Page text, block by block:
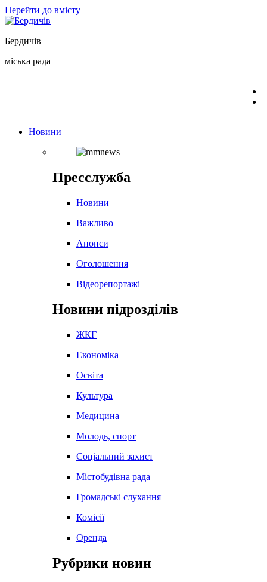
Перейти до вмісту
Бердичів
міська рада
Новини
Пресслужба
Новини
Важливо
Анонси
Оголошення
Відеорепортажі
Новини підрозділів
ЖКГ
Економіка
Освіта
Культура
Медицина
Молодь, спорт
Соціальний захист
Містобудівна рада
Громадські слухання
Комісії
Оренда
Рубрики новин